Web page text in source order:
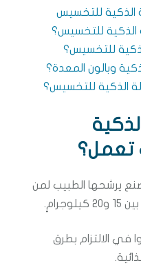
الذكية للتخسيس
للتخسيس؟
للتخسيس؟
وبالون المعدة؟
الذكية للتخسيس؟
يرشحها الطبيب لمن
في الالتزام بطرق